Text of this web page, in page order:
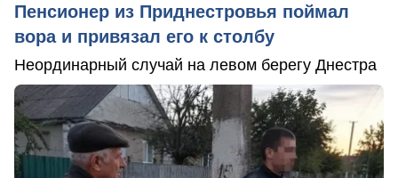
Пенсионер из Приднестровья поймал
вора и привязал его к столбу
Неординарный случай на левом берегу Днестра